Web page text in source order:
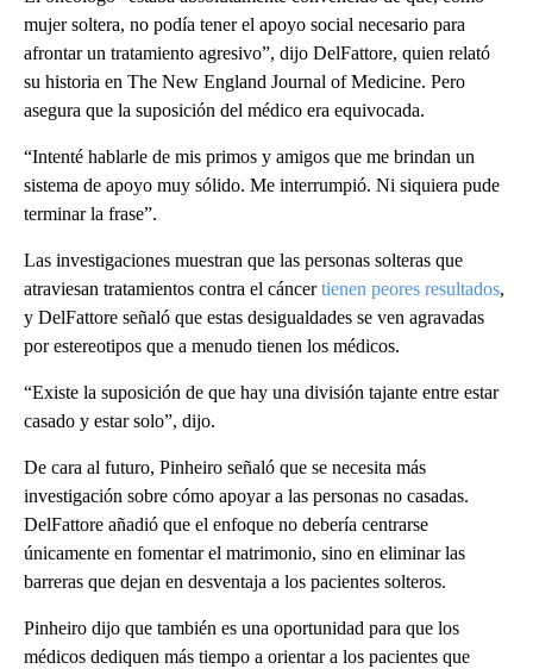
mujer soltera, no podía tener el apoyo social necesario para
afrontar un tratamiento agresivo”, dijo DelFattore, quien relató
su historia en The New England Journal of Medicine. Pero
asegura que la suposición del médico era equivocada.
“Intenté hablarle de mis primos y amigos que me brindan un
sistema de apoyo muy sólido. Me interrumpió. Ni siquiera pude
terminar la frase”.
Las investigaciones muestran que las personas solteras que
atraviesan tratamientos contra el cáncertienen peores resultados,
y DelFattore señaló que estas desigualdades se ven agravadas
por estereotipos que a menudo tienen los médicos.
“Existe la suposición de que hay una división tajante entre estar
casado y estar solo”, dijo.
De cara al futuro, Pinheiro señaló que se necesita más
investigación sobre cómo apoyar a las personas no casadas.
DelFattore añadió que el enfoque no debería centrarse
únicamente en fomentar el matrimonio, sino en eliminar las
barreras que dejan en desventaja a los pacientes solteros.
Pinheiro dijo que también es una oportunidad para que los
médicos dediquen más tiempo a orientar a los pacientes que